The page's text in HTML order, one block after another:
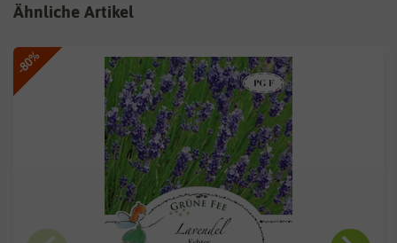
Ähnliche Artikel
-80%